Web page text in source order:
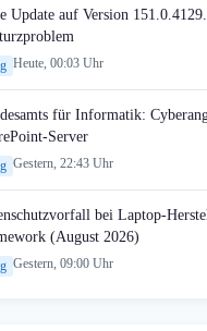
Update auf Version
Heute, 00:03 Uhr
für Informatik:
Server
Gestern, 22:43 Uhr
bei Laptop-
(August 2026)
Gestern, 09:00 Uhr